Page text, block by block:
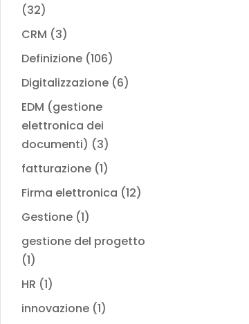
(32)
CRM (3)
Definizione (106)
Digitalizzazione (6)
EDM (gestione
elettronica dei
documenti) (3)
fatturazione (1)
Firma elettronica (12)
Gestione (1)
gestione del progetto
(1)
HR (1)
innovazione (1)